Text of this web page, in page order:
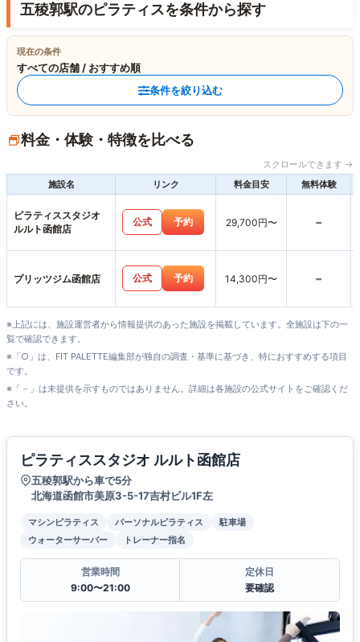
五稜郭駅のピラティスを条件から探す
現在の条件
すべての店舗 / おすすめ順
条件を絞り込む
料金・体験・特徴を比べる
スクロールできます →
施設名
リンク 料金目安 無料体験
ピラティススタジオ
ルルト函館店
公式 予約 29,700円〜 -
プリッツジム函館店 公式 予約 14,300円〜 -
※上記には、施設運営者から情報提供のあった施設を掲載しています。全施設は下の一
覧で確認できます。
※「○」は、FIT PALETTE編集部が独自の調査・基準に基づき、特におすすめする項目
です。
※「－」は未提供を示すものではありません。詳細は各施設の公式サイトをご確認くだ
さい。
ピラティススタジオ ルルト函館店
五稜郭駅から車で5分
北海道函館市美原3-5-17吉村ビル1F左
マシンピラティス パーソナルピラティス
駐車場
ウォーターサーバー
トレーナー指名
営業時間
9:00〜21:00
定休日
要確認